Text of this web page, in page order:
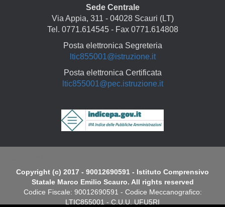
Sede Centrale
Via Appia, 311 - 04028 Scauri (LT)
Tel. 0771.614545 - Fax 0771.614808
Posta elettronica Segreteria
ltic855001@istruzione.it
Posta elettronica Certificata
ltic855001@pec.istruzione.it
Copyright (c) 2017 - 90012690591 - Istituto Comprensivo
Statale Marco Emilio Scauro. All rights reserved
Codice Fiscale: 90012690591 - Codice Meccanografico:
LTIC855001 - C.U.U. UFU5RI